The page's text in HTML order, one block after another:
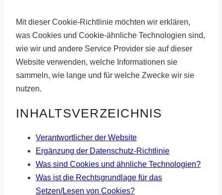
Mit dieser Cookie-Richtlinie möchten wir erklären,
was Cookies und Cookie-ähnliche Technologien sind,
wie wir und andere Service Provider sie auf dieser
Website verwenden, welche Informationen sie
sammeln, wie lange und für welche Zwecke wir sie
nutzen.
INHALTSVERZEICHNIS
Verantwortlicher der Website
Ergänzung der Datenschutz-Richtlinie
Was sind Cookies und ähnliche Technologien?
Was ist die Rechtsgrundlage für das
Setzen/Lesen von Cookies?